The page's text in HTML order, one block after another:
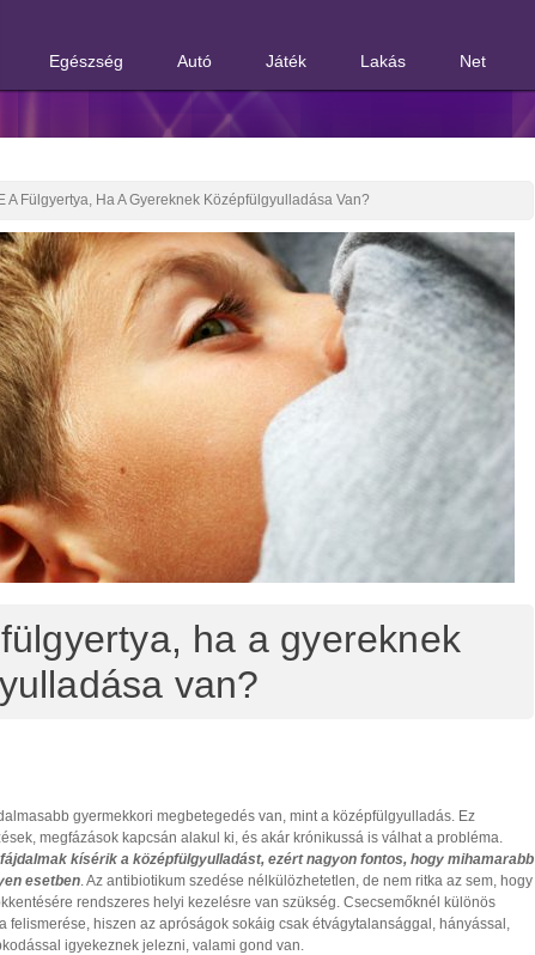
Egészség Autó Játék Lakás Net
A Fülgyertya, Ha A Gyereknek Középfülgyulladása Van?
ha a gyereknek
van?
gyermekkori megbetegedés van, mint a középfülgyulladás. Ez
megfázások kapcsán alakul ki, és akár krónikussá is válhat a probléma.
kísérik a középfülgyulladást, ezért nagyon fontos, hogy mihamarabb
esetben. Az antibiotikum szedése nélkülözhetetlen, de nem ritka az sem, hogy
rendszeres helyi kezelésre van szükség. Csecsemőknél különös
felismerése, hiszen az apróságok sokáig csak étvágytalansággal, hányással,
igyekeznek jelezni, valami gond van.